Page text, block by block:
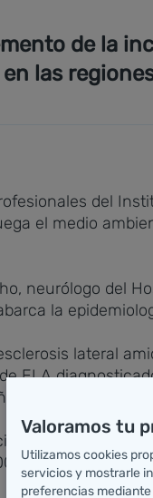
de la
las
del
el medio
neurólogo del
la
lateral
ELA
70 en nuestra
anual de
habitantes,
Valoramos tu
Utilizamos cookies
servicios y mostrarle
preferencias